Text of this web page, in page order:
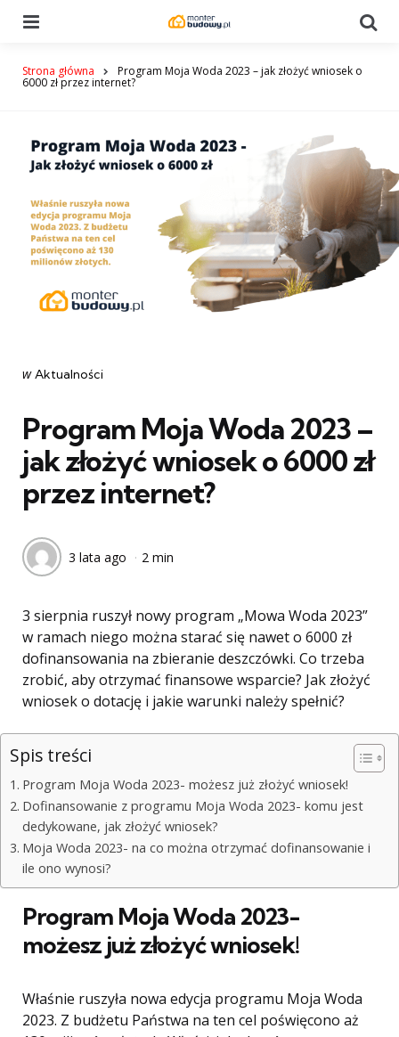
Strona główna Program Moja Woda 2023 – jak złożyć wniosek o
6000 zł przez internet?
Categories
post
w Aktualności
Program Moja Woda 2023 –
jak złożyć wniosek o 6000 zł
przez internet?
3 lata ago 2 min
3 sierpnia ruszył nowy program „Mowa Woda 2023”
w ramach niego można starać się nawet o 6000 zł
dofinansowania na zbieranie deszczówki. Co trzeba
zrobić, aby otrzymać finansowe wsparcie? Jak złożyć
wniosek o dotację i jakie warunki należy spełnić?
Spis treści
Program Moja Woda 2023- możesz już złożyć wniosek!
Dofinansowanie z programu Moja Woda 2023- komu jest
dedykowane, jak złożyć wniosek?
Moja Woda 2023- na co można otrzymać dofinansowanie i
ile ono wynosi?
Program Moja Woda 2023-
możesz już złożyć wniosek!
Właśnie ruszyła nowa edycja programu Moja Woda
2023. Z budżetu Państwa na ten cel poświęcono aż